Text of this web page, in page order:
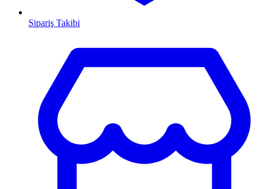
Sipariş Takibi